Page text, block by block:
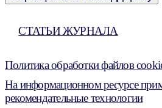
СТАТЬИ ЖУРНАЛА
Политика обработки файлов
На информационном ресурсе
рекомендательные технологии